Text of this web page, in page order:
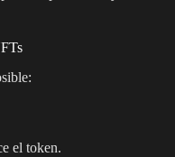
el token.